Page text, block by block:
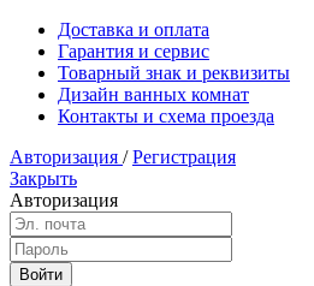
Доставка и оплата
Гарантия и сервис
Товарный знак и реквизиты
Дизайн ванных комнат
Контакты и схема проезда
Авторизация / Регистрация
Закрыть
Авторизация